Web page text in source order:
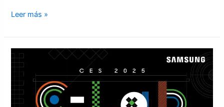
Leer más »
Samsung
presentará
el
CES